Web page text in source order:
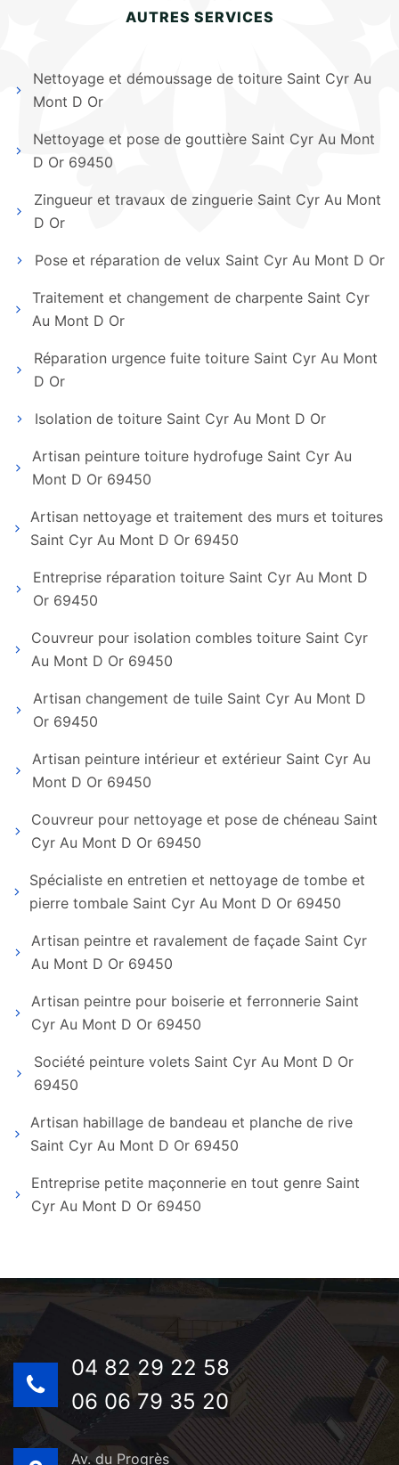
AUTRES SERVICES
Nettoyage et démoussage de toiture Saint Cyr Au
Mont D Or
Nettoyage et pose de gouttière Saint Cyr Au Mont
D Or 69450
Zingueur et travaux de zinguerie Saint Cyr Au Mont
D Or
Pose et réparation de velux Saint Cyr Au Mont D Or
Traitement et changement de charpente Saint Cyr
Au Mont D Or
Réparation urgence fuite toiture Saint Cyr Au Mont
D Or
Isolation de toiture Saint Cyr Au Mont D Or
Artisan peinture toiture hydrofuge Saint Cyr Au
Mont D Or 69450
Artisan nettoyage et traitement des murs et toitures
Saint Cyr Au Mont D Or 69450
Entreprise réparation toiture Saint Cyr Au Mont D
Or 69450
Couvreur pour isolation combles toiture Saint Cyr
Au Mont D Or 69450
Artisan changement de tuile Saint Cyr Au Mont D
Or 69450
Artisan peinture intérieur et extérieur Saint Cyr Au
Mont D Or 69450
Couvreur pour nettoyage et pose de chéneau Saint
Cyr Au Mont D Or 69450
Spécialiste en entretien et nettoyage de tombe et
pierre tombale Saint Cyr Au Mont D Or 69450
Artisan peintre et ravalement de façade Saint Cyr
Au Mont D Or 69450
Artisan peintre pour boiserie et ferronnerie Saint
Cyr Au Mont D Or 69450
Société peinture volets Saint Cyr Au Mont D Or
69450
Artisan habillage de bandeau et planche de rive
Saint Cyr Au Mont D Or 69450
Entreprise petite maçonnerie en tout genre Saint
Cyr Au Mont D Or 69450
04 82 29 22 58
06 06 79 35 20
Av. du Progrès